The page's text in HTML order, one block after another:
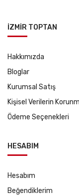
İZMİR TOPTAN
Hakkımızda
Bloglar
Kurumsal Satış
Kişisel Verilerin
Ödeme Seçenekleri
HESABIM
Hesabım
Beğendiklerim